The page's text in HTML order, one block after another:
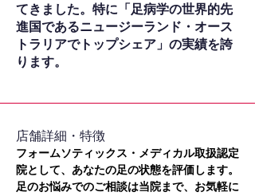
てきました。特に「足病学の世界的先
進国であるニュージーランド・オース
トラリアでトップシェア」の実績を誇
ります。
​店舗詳細・特徴
フォームソティックス・メディカル取扱認定
院として、あなたの足の状態を評価します。
足のお悩みでのご相談は当院まで、お気軽に